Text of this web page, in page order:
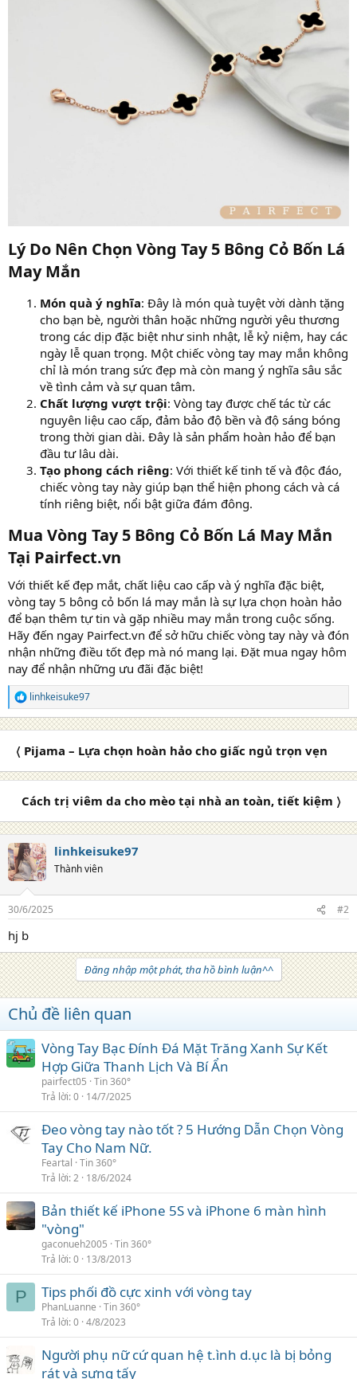
Lý Do Nên Chọn Vòng Tay 5 Bông Cỏ Bốn Lá
May Mắn
Món quà ý nghĩa: Đây là món quà tuyệt vời dành tặng
cho bạn bè, người thân hoặc những người yêu thương
trong các dịp đặc biệt như sinh nhật, lễ kỷ niệm, hay các
ngày lễ quan trọng. Một chiếc vòng tay may mắn không
chỉ là món trang sức đẹp mà còn mang ý nghĩa sâu sắc
về tình cảm và sự quan tâm.
Chất lượng vượt trội: Vòng tay được chế tác từ các
nguyên liệu cao cấp, đảm bảo độ bền và độ sáng bóng
trong thời gian dài. Đây là sản phẩm hoàn hảo để bạn
đầu tư lâu dài.
Tạo phong cách riêng: Với thiết kế tinh tế và độc đáo,
chiếc vòng tay này giúp bạn thể hiện phong cách và cá
tính riêng biệt, nổi bật giữa đám đông.
Mua Vòng Tay 5 Bông Cỏ Bốn Lá May Mắn
Tại Pairfect.vn
Với thiết kế đẹp mắt, chất liệu cao cấp và ý nghĩa đặc biệt,
vòng tay 5 bông cỏ bốn lá may mắn là sự lựa chọn hoàn hảo
để bạn thêm tự tin và gặp nhiều may mắn trong cuộc sống.
Hãy đến ngay Pairfect.vn để sở hữu chiếc vòng tay này và đón
nhận những điều tốt đẹp mà nó mang lại. Đặt mua ngay hôm
nay để nhận những ưu đãi đặc biệt!
R
e
a
o
linhkeisuke97
〈 Pijama – Lựa chọn hoàn hảo cho giấc ngủ trọn vẹn
Cách trị viêm da cho mèo tại nhà an toàn, tiết kiệm 〉
linhkeisuke97
Thành viên
30/6/2025 #2
hj b
Đăng nhập một phát, tha hồ bình luận^^
Chủ đề liên quan
Vòng Tay Bạc Đính Đá Mặt Trăng Xanh Sự Kết
Hợp Giữa Thanh Lịch Và Bí Ẩn
pairfect05 Tin 360°
Trả lời 0 14/7/2025
Đeo vòng tay nào tốt ? 5 Hướng Dẫn Chọn Vòng
Tay Cho Nam Nữ.
Feartal Tin 360°
Trả lời 2 18/6/2024
Bản thiết kế iPhone 5S và iPhone 6 màn hình
"vòng"
gaconueh2005 Tin 360°
Trả lời 0 13/8/2013
P Tips phối đồ cực xinh với vòng tay
PhanLuanne Tin 360°
Trả lời 0 4/8/2023
Người phụ nữ cứ quan hệ t.ình d.ục là bị bỏng
rát và sưng tấy